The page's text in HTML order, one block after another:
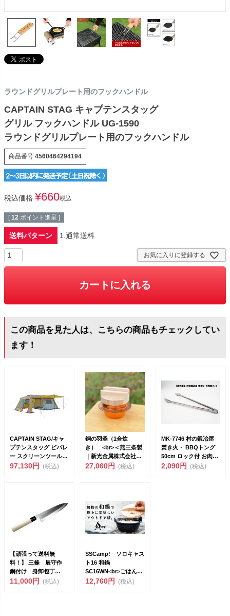
ラウンドグリルプレート用のフックハンドル
CAPTAIN STAG キャプテンスタッグ
グリル フックハンドル UG-1590
ラウンドグリルプレート用のフックハンドル
商品番号 4560464294194
税込価格 ¥660税込
[ 12 ポイント進呈 ]
送料パターン 1.通常送料
お気に入りに登録する
カートに入れる
この商品を見た人は、こちらの商品もチェックしてい
ます！
CAPTAIN STAG/キャ
プテンスタッグ ビバレ
ー スクリーンツールー
ムロッジ5...
97,130円 (税込)
銅の羽釜（1合炊
き） <br>＜燕三条製
｜新光金属株式会社
＞ <b...
27,060円 (税込)
MK-7746 村の鍛冶屋
焚き火・ BBQトング
50cm ロック付 お肉は
もちろ...
2,090円 (税込)
【頑張って送料無
料！】 三條 辰守作
鋼付け 身卸包丁
150mm
11,000円 (税込)
SSCamp! ソロキャス
ト16 和鍋
SC16WN<br>ごはん
が、う...
12,760円 (税込)